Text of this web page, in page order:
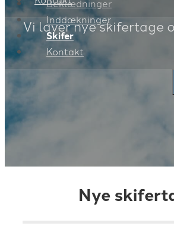
Beklædninger
Inddækninger
Skifer
Kontakt
Vi laver nye skifertage
Nye